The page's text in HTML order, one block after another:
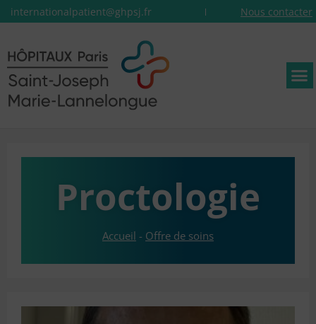
internationalpatient@ghpsj.fr Nous contacter
Proctologie
Accueil - Offre de soins